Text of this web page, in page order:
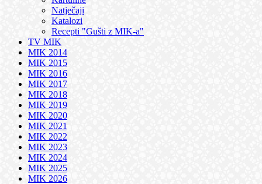
Natječaji
Katalozi
Recepti "Gušti z MIK-a"
TV MIK
MIK 2014
MIK 2015
MIK 2016
MIK 2017
MIK 2018
MIK 2019
MIK 2020
MIK 2021
MIK 2022
MIK 2023
MIK 2024
MIK 2025
MIK 2026